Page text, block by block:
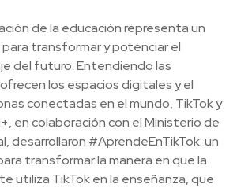
de la educación representa un
para transformar y potenciar el
del futuro. Entendiendo las
los espacios digitales y el
conectadas en el mundo, TikTok y
en colaboración con el Ministerio de
desarrollaron #AprendeEnTikTok: un
transformar la manera en que la
utiliza TikTok en la enseñanza, que